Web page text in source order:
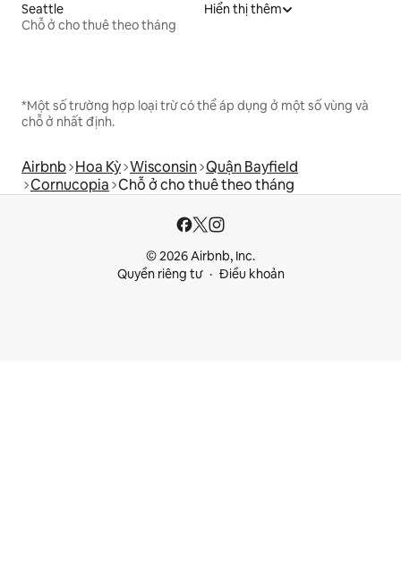
Seattle
Chỗ ở cho thuê theo tháng
Hiển thị thêm
*Một số trường hợp loại trừ có thể áp dụng ở một số vùng và
chỗ ở nhất định.
Airbnb Hoa Kỳ Wisconsin Quận Bayfield
Cornucopia Chỗ ở cho thuê theo tháng
© 2026 Airbnb, Inc.
Quyền riêng tư
Điều khoản